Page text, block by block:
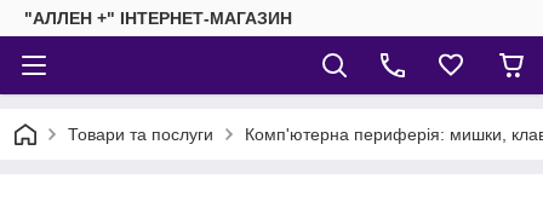
"АЛЛЕН +" ІНТЕРНЕТ-МАГАЗИН
Товари та послуги Комп'ютерна периферія: мишки,